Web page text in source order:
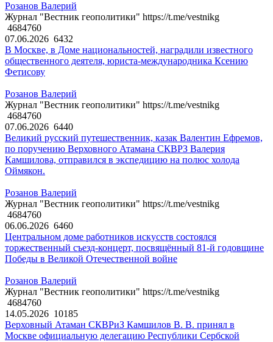
Розанов Валерий
Журнал "Вестник геополитики" https://t.me/vestnikg
4684760
07.06.2026 6432
В Москве, в Доме национальностей, наградили известного
общественного деятеля, юриста-международника Ксению
Фетисову
Розанов Валерий
Журнал "Вестник геополитики" https://t.me/vestnikg
4684760
07.06.2026 6440
Великий русский путешественник, казак Валентин Ефремов,
по поручению Верховного Атамана СКВРЗ Валерия
Камшилова, отправился в экспедицию на полюс холода
Оймякон.
Розанов Валерий
Журнал "Вестник геополитики" https://t.me/vestnikg
4684760
06.06.2026 6460
Центральном доме работников искусств состоялся
торжественный съезд-концерт, посвящённый 81-й годовщине
Победы в Великой Отечественной войне
Розанов Валерий
Журнал "Вестник геополитики" https://t.me/vestnikg
4684760
14.05.2026 10185
Верховный Атаман СКВРиЗ Камшилов В. В. принял в
Москве официальную делегацию Республики Сербской